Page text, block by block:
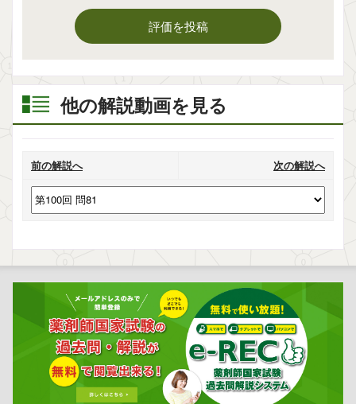
評価を投稿
他の解説動画を見る
前の解説へ 次の解説へ